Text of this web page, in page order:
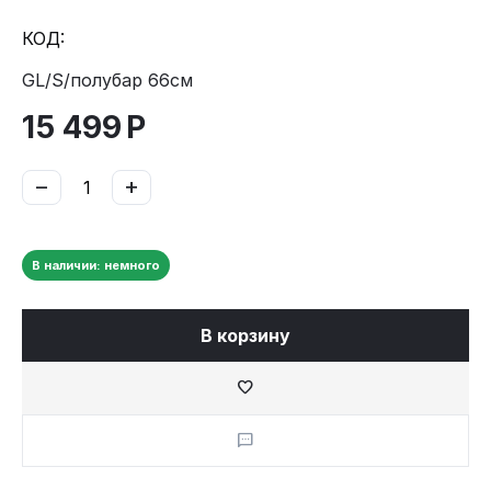
КОД:
GL/S/полубар 66см
15 499 Р
+
−
В наличии: немного
В корзину